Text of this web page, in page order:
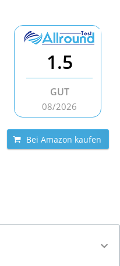
1.5
GUT
08/2026
Bei Amazon kaufen